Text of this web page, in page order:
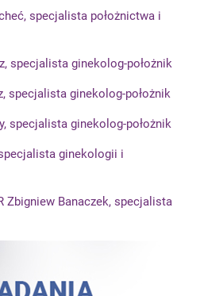
specjalista położnictwa i
specjalista ginekolog-położnik
specjalista ginekolog-położnik
specjalista ginekolog-położnik
ginekologii i
Zbigniew Banaczek, specjalista